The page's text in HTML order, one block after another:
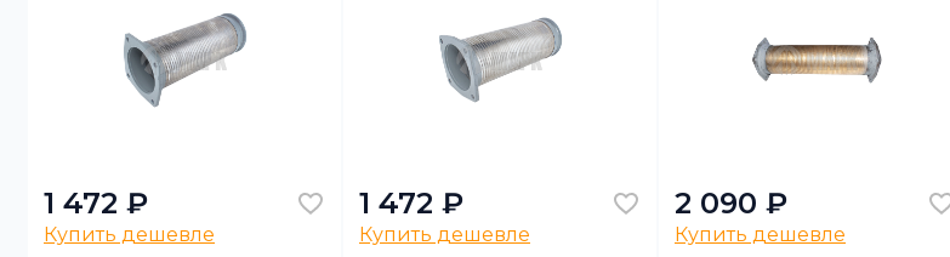
1 472 ₽
Купить дешевле
1 472 ₽
Купить дешевле
2 090 ₽
Купить дешевле